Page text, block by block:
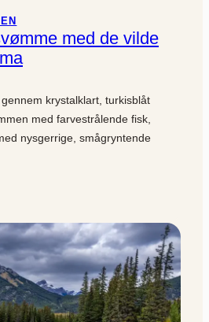
med de vilde
krystalklart, turkisblåt
med farvestrålende fisk,
nysgerrige, smågryntende